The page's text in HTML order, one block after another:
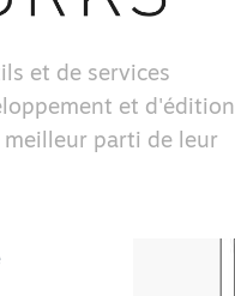
et de services
et d'édition
parti de leur